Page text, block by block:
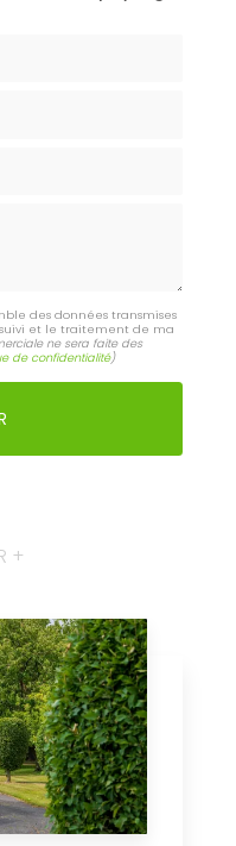
de jardins et espaces
paysagère
formation intervient à
de confidentialité)
+